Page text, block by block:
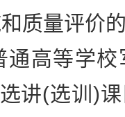
质量评价
通高等学
讲(选训)